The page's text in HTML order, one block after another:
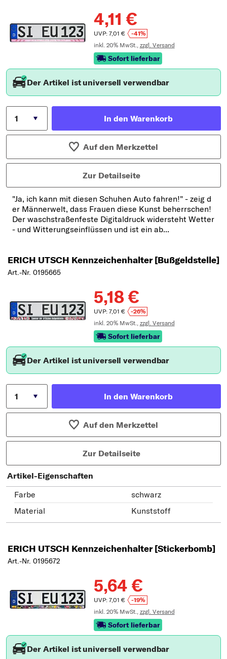
4,11 €
UVP: 7,01 €
-41%
inkl. 20% MwSt., zzgl. Versand
Sofort lieferbar
Der Artikel ist universell verwendbar
In den Warenkorb
Auf den Merkzettel
Zur Detailseite
"Ja, ich kann mit diesen Schuhen Auto fahren!" - zeig d
er Männerwelt, dass Frauen diese Kunst beherrschen!
Der waschstraßenfeste Digitaldruck widersteht Wetter
- und Witterungseinflüssen und ist ein ab...
ERICH UTSCH Kennzeichenhalter [Bußgeldstelle]
Art.-Nr. 0195665
5,18 €
UVP: 7,01 €
-26%
inkl. 20% MwSt., zzgl. Versand
Sofort lieferbar
Der Artikel ist universell verwendbar
In den Warenkorb
Auf den Merkzettel
Zur Detailseite
Artikel-Eigenschaften
Farbe
schwarz
Material
Kunststoff
ERICH UTSCH Kennzeichenhalter [Stickerbomb]
Art.-Nr. 0195672
5,64 €
UVP: 7,01 €
-19%
inkl. 20% MwSt., zzgl. Versand
Sofort lieferbar
Der Artikel ist universell verwendbar